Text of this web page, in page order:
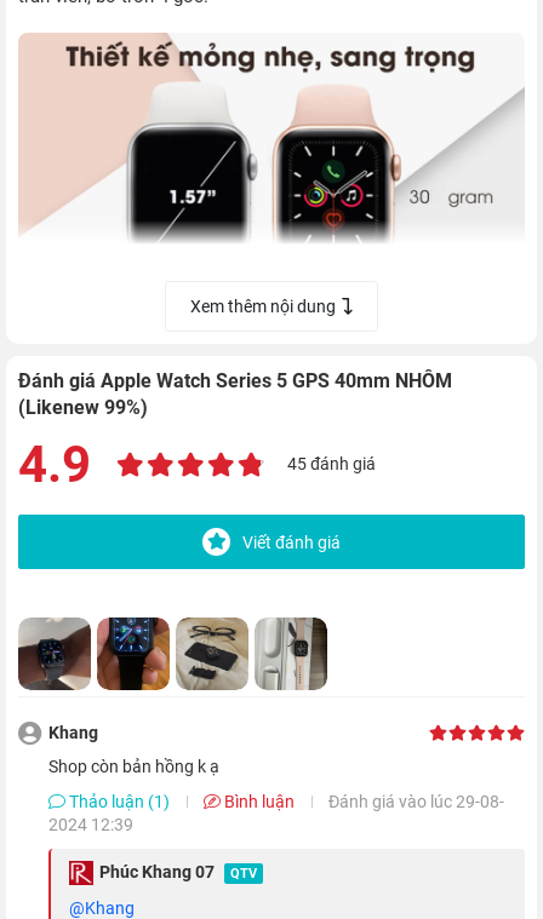
1000 nits. Khả năng hiển thị của model này tốt, kể cả trong
điều kiện ngoài trời nắng.
Đi cùng với đó là phần khung kim loại cho cảm giác chắc
và cho cảm giác nhẹ nhàng thoải mái khi đeo trong thời gian
dài.
Màn hình "không bao giờ ngủ"
Xem thêm nội dung
Đánh giá Apple Watch Series 5 GPS 40mm NHÔM
(Likenew 99%)
4.9 45 đánh giá
Viết đánh giá
Khang
shop còn bản hồng k ạ
Thảo luận (1)
Bình luận
Đánh giá vào lúc 29-08-
2024 12:39
Phúc Khang 07 QTV
@khang